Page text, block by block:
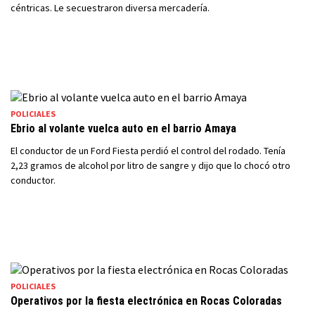
céntricas. Le secuestraron diversa mercadería.
POLICIALES
Ebrio al volante vuelca auto en el barrio Amaya
El conductor de un Ford Fiesta perdió el control del rodado. Tenía
2,23 gramos de alcohol por litro de sangre y dijo que lo chocó otro
conductor.
POLICIALES
Operativos por la fiesta electrónica en Rocas Coloradas